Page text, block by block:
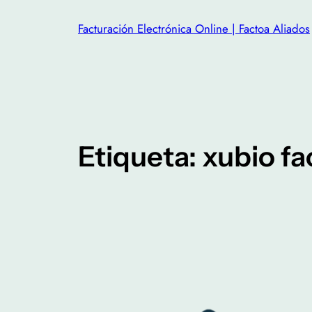
Facturación Electrónica Online | Factoa Aliados
Etiqueta: xubio